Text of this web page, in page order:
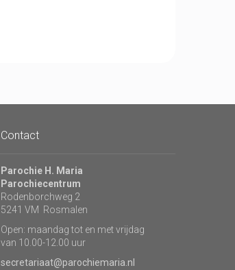
Contact
Parochie H. Maria
Parochiecentrum
Rodenborchweg 2
5241 VM Rosmalen
Open: maandag tot en met vrijdag
van 10.00-12.00 uur
secretariaat@parochiemaria.nl